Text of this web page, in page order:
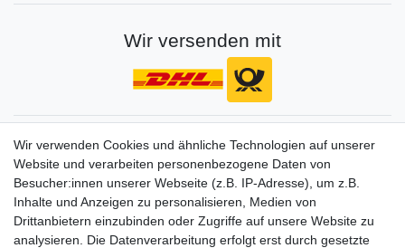
Wir versenden mit
Gerne halten wir sie auf dem Laufenden
VORNAME NACHNAME
Newsletter
Honig
Wir verwenden Cookies und ähnliche Technologien auf unserer
Website und verarbeiten personenbezogene Daten von
Besucher:innen unserer Webseite (z.B. IP-Adresse), um z.B.
Inhalte und Anzeigen zu personalisieren, Medien von
Drittanbietern einzubinden oder Zugriffe auf unsere Website zu
analysieren. Die Datenverarbeitung erfolgt erst durch gesetzte